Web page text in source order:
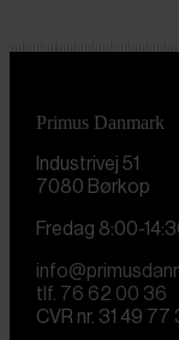
Primus Danmark
Industrivej 51
7080 Børkop
Fredag 8:00-
tlf. 76 62 00 36
CVR nr. 31 49 77